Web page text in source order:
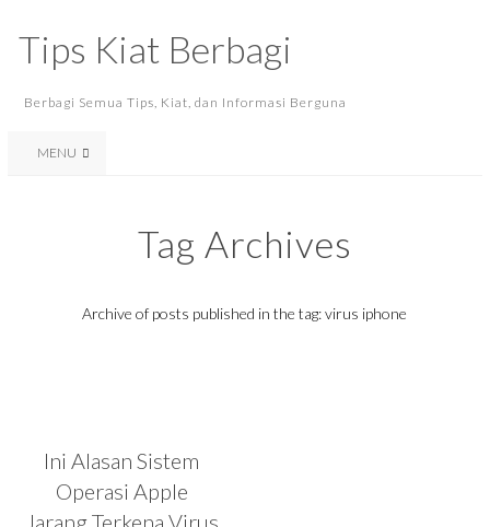
Tips Kiat Berbagi
Berbagi Semua Tips, Kiat, dan Informasi Berguna
MENU
Tag Archives
Archive of posts published in the tag: virus iphone
Ini Alasan Sistem
Operasi Apple
Jarang Terkena Virus